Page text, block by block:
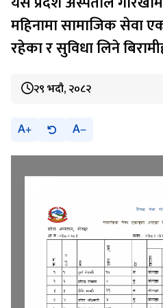
महिनामा सामाजिक सेवा
रहेका र सुविधा लिने
२९ भदौ, २०८२
A A